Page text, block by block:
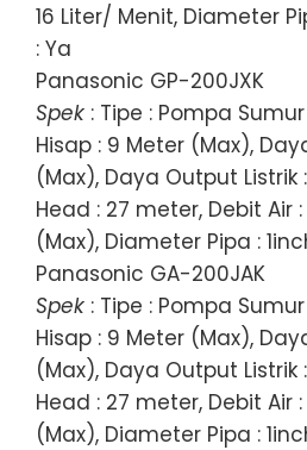
16 Liter/ Menit, Diameter
: Ya
Panasonic GP-200JXK
Spek : Tipe : Pompa
Hisap : 9 Meter (Max),
(Max), Daya Output
Head : 27 meter, Debit Air
(Max), Diameter Pipa :
Panasonic GA-200JAK
Spek : Tipe : Pompa
Hisap : 9 Meter (Max),
(Max), Daya Output
Head : 27 meter, Debit Air
(Max), Diameter Pipa :